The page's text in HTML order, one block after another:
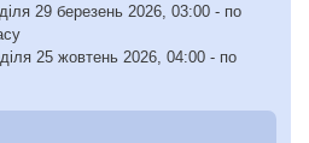
29 березень 2026, 03:00 - по
25 жовтень 2026, 04:00 - по